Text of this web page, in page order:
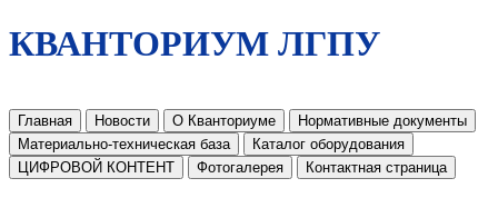
КВАНТОРИУМ ЛГПУ
Главная Новости О Кванториуме
Нормативные документы
Материально-техническая база
Каталог оборудования
ЦИФРОВОЙ КОНТЕНТ
Фотогалерея Контактная страница